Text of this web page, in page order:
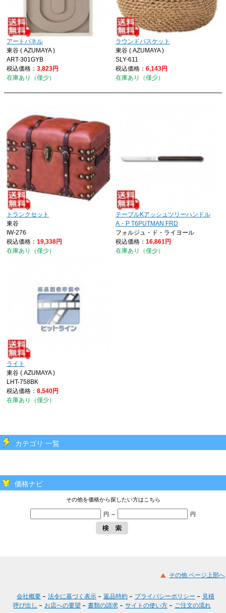
アートパネル
東谷 ( AZUMAYA )
ART-301GYB
税込価格： 3,823円
在庫あり（僅少）
ラウンドバスケット
東谷 ( AZUMAYA )
SLY-611
税込価格： 6,143円
在庫あり（僅少）
トランクセット
東谷
IW-276
税込価格： 19,338円
在庫あり（僅少）
テーブルKアッシュツリーハンドル
A・P T6PUTMAN FRD
フォルジュ・ド・ライヨール
税込価格： 16,861円
在庫あり（僅少）
ライト
東谷 ( AZUMAYA )
LHT-758BK
税込価格： 8,540円
在庫あり（僅少）
カテゴリ 一覧
価格ナビ
その他を価格から探したい方はこちら
円 ～ 円
その他 ページ上部へ
会社概要 法令に基づく表示 返品特約 プライバシーポリシー
見積
呼び出し
お店への要望 書類の請求 サイトの使い方 ご注文の流れ